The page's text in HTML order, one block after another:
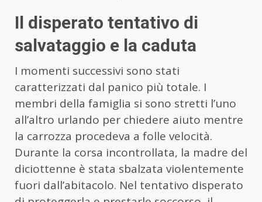
Il disperato tentativo di
salvataggio e la caduta
I momenti successivi sono stati
caratterizzati dal panico più totale. I
membri della famiglia si sono stretti l’uno
all’altro urlando per chiedere aiuto mentre
la carrozza procedeva a folle velocità.
Durante la corsa incontrollata, la madre del
diciottenne è stata sbalzata violentemente
fuori dall’abitacolo. Nel tentativo disperato